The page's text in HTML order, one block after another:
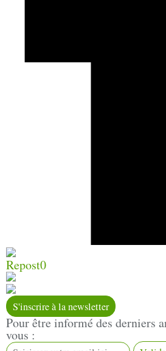
Repost0
S'inscrire à la newsletter
Pour être informé des derniers
vous :